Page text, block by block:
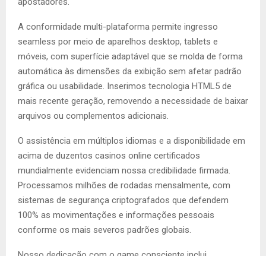
A conformidade multi-plataforma permite ingresso
seamless por meio de aparelhos desktop, tablets e
móveis, com superfície adaptável que se molda de forma
automática às dimensões da exibição sem afetar padrão
gráfica ou usabilidade. Inserimos tecnologia HTML5 de
mais recente geração, removendo a necessidade de baixar
arquivos ou complementos adicionais.
O assistência em múltiplos idiomas e a disponibilidade em
acima de duzentos casinos online certificados
mundialmente evidenciam nossa credibilidade firmada.
Processamos milhões de rodadas mensalmente, com
sistemas de segurança criptografados que defendem
100% as movimentações e informações pessoais
conforme os mais severos padrões globais.